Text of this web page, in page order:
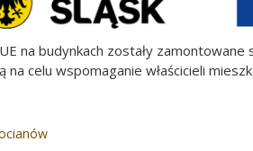
na budynkach zostały
celu wspomaganie właścicieli